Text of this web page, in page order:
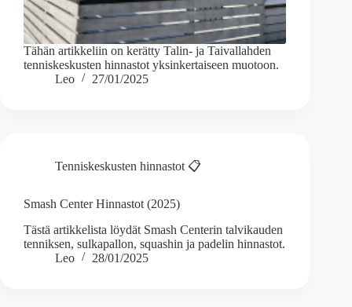
Tähän artikkeliin on kerätty Talin- ja Taivallahden
tenniskeskusten hinnastot yksinkertaiseen muotoon.
Leo
27/01/2025
Tenniskeskusten hinnastot 📋
Smash Center Hinnastot (2025)
Tästä artikkelista löydät Smash Centerin talvikauden
tenniksen, sulkapallon, squashin ja padelin hinnastot.
Leo
28/01/2025